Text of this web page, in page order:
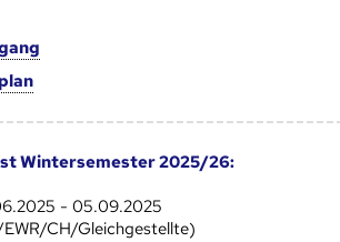
Wintersemester 2025/26:
- 05.09.2025
CH/Gleichgestellte)